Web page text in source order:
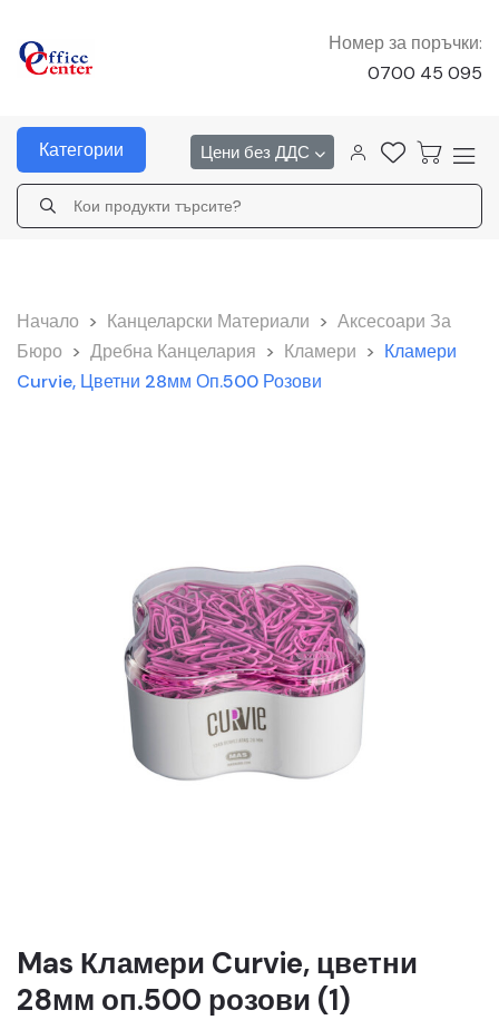
Номер за поръчки:
0700 45 095
Категории Цени без ДДС
Начало > Канцеларски Материали > Аксесоари За
Бюро > Дребна Канцелария > Кламери > Кламери
Curvie, Цветни 28мм Оп.500 Розови
Mas Кламери Curvie, цветни
28мм оп.500 розови (1)